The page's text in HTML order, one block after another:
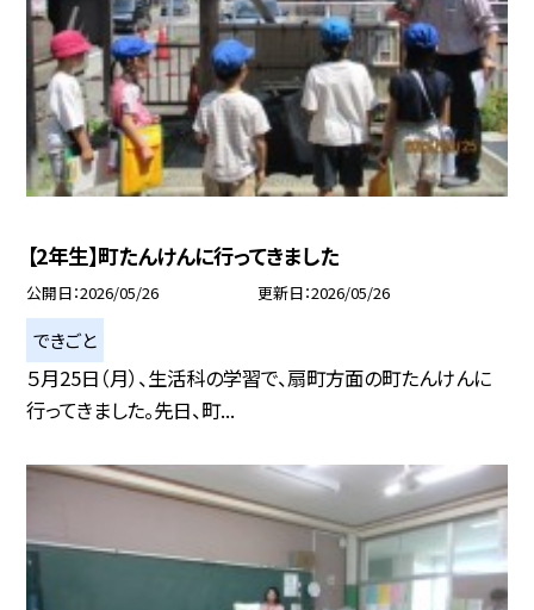
【2年生】町たんけんに行ってきました
公開日 2026/05/26 更新日 2026/05/26
できごと
５月25日（月）、生活科の学習で、扇町方面の町たんけんに
行ってきました。先日、町...